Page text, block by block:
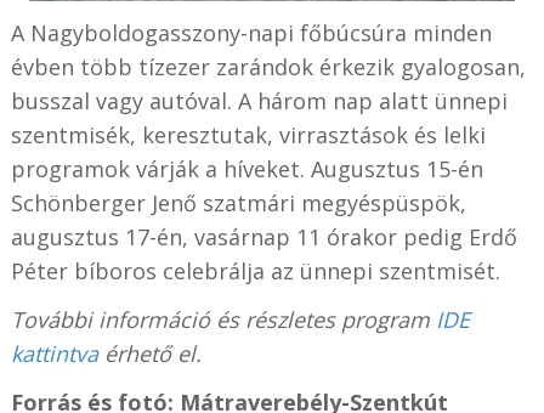
A Nagyboldogasszony-napi főbúcsúra minden
évben több tízezer zarándok érkezik gyalogosan,
busszal vagy autóval. A három nap alatt ünnepi
szentmisék, keresztutak, virrasztások és lelki
programok várják a híveket. Augusztus 15-én
Schönberger Jenő szatmári megyéspüspök,
augusztus 17-én, vasárnap 11 órakor pedig Erdő
Péter bíboros celebrálja az ünnepi szentmisét.
További információ és részletes programIDE
kattintva érhető el.
Forrás és fotó: Mátraverebély-Szentkút